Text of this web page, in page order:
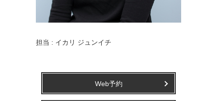
担当 : イカリ ジュンイチ
Web予約